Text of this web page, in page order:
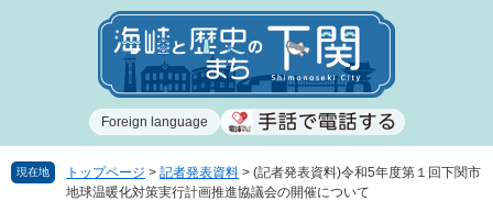
で
ば
Foreign language
現在地 トップページ > 記者発表資料 > (記者発表資料)令和5年度第１回下関市
地球温暖化対策実行計画推進協議会の開催について